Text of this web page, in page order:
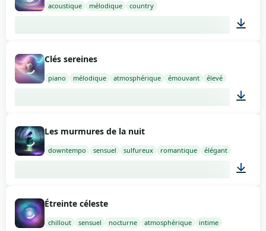
acoustique mélodique country
Clés sereines
piano mélodique atmosphérique émouvant élevé
Les murmures de la nuit
downtempo sensuel sulfureux romantique élégant
Étreinte céleste
chillout sensuel nocturne atmosphérique intime